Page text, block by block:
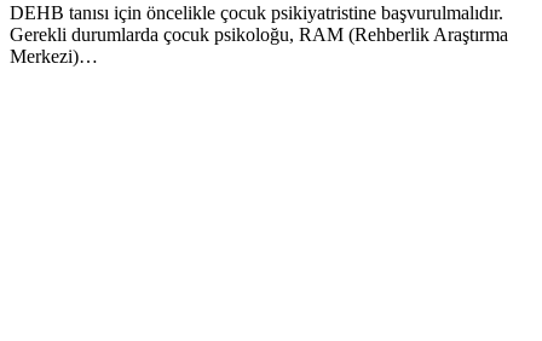
DEHB tanısı için öncelikle çocuk psikiyatristine başvurulmalıdır.
Gerekli durumlarda çocuk psikoloğu, RAM (Rehberlik Araştırma
Merkezi)…